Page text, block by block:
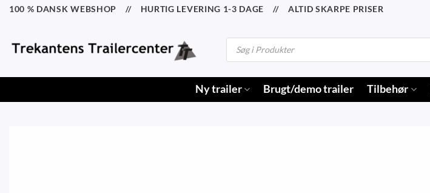
Fortsæt
100 % DANSK WEBSHOP // HURTIG LEVERING 1-3 DAGE // ALTID SKARPE PRISER
Products
search
Ny trailer Brugt/demo trailer Tilbehør